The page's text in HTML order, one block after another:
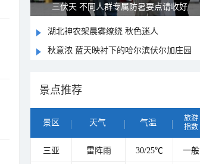
三伏天 不同人群专属防暑要点请收好
湖北神农架晨雾缭绕 秋色迷人
秋意浓 蓝天映衬下的哈尔滨伏尔加庄园
景点推荐
景区 天气 气温
旅游
指数
三亚 雷阵雨 30/25℃ 一般